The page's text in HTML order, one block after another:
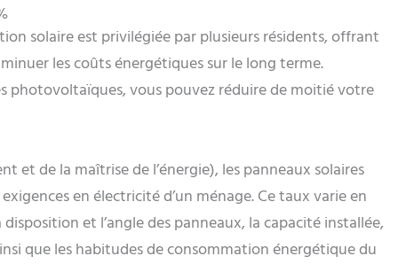
solaire est privilégiée par plusieurs résidents, offrant
les coûts énergétiques sur le long terme.
photovoltaïques, vous pouvez réduire de moitié votre
et de la maîtrise de l’énergie), les panneaux solaires
en électricité d’un ménage. Ce taux varie en
et l’angle des panneaux, la capacité installée,
que les habitudes de consommation énergétique du